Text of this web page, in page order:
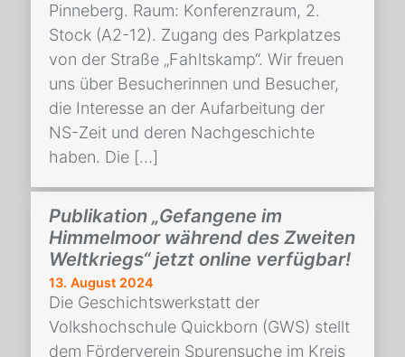
Pinneberg. Raum: Konferenzraum, 2.
Stock (A2-12). Zugang des Parkplatzes
von der Straße „Fahltskamp“. Wir freuen
uns über Besucherinnen und Besucher,
die Interesse an der Aufarbeitung der
NS-Zeit und deren Nachgeschichte
haben. Die […]
Publikation „Gefangene im
Himmelmoor während des Zweiten
Weltkriegs“ jetzt online verfügbar!
13. August 2024
Die Geschichtswerkstatt der
Volkshochschule Quickborn (GWS) stellt
dem Förderverein Spurensuche im Kreis